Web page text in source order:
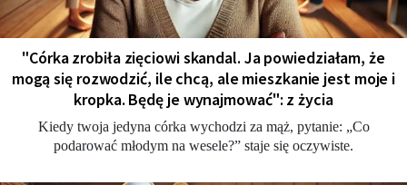
"Córka zrobiła zięciowi skandal. Ja powiedziałam, że
mogą się rozwodzić, ile chcą, ale mieszkanie jest moje i
kropka. Będę je wynajmować": z życia
Kiedy twoja jedyna córka wychodzi za mąż, pytanie: „Co
podarować młodym na wesele?” staje się oczywiste.